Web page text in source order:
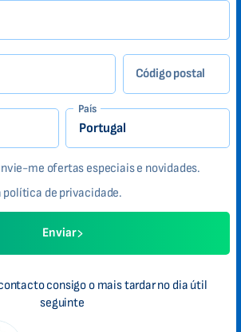
Código postal
País
me ofertas especiais e novidades.
política de privacidade.
Enviar
consigo o mais tardar no dia útil
seguinte